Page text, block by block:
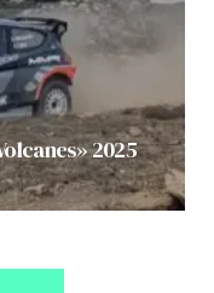
2025